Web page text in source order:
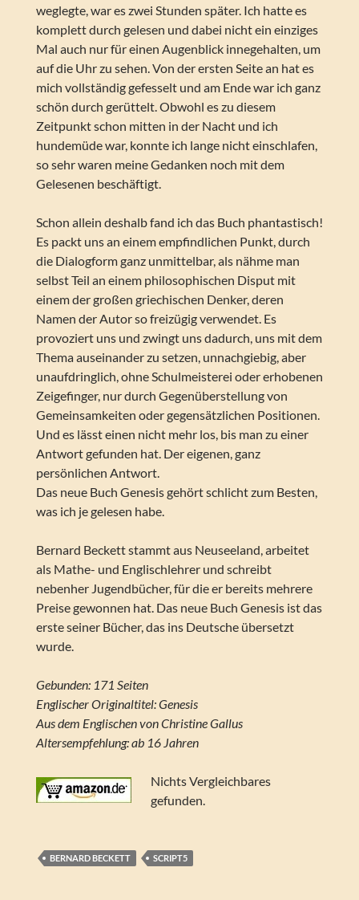
weglegte, war es zwei Stunden später. Ich hatte es
komplett durch gelesen und dabei nicht ein einziges
Mal auch nur für einen Augenblick innegehalten, um
auf die Uhr zu sehen. Von der ersten Seite an hat es
mich vollständig gefesselt und am Ende war ich ganz
schön durch gerüttelt. Obwohl es zu diesem
Zeitpunkt schon mitten in der Nacht und ich
hundemüde war, konnte ich lange nicht einschlafen,
so sehr waren meine Gedanken noch mit dem
Gelesenen beschäftigt.
Schon allein deshalb fand ich das Buch phantastisch!
Es packt uns an einem empfindlichen Punkt, durch
die Dialogform ganz unmittelbar, als nähme man
selbst Teil an einem philosophischen Disput mit
einem der großen griechischen Denker, deren
Namen der Autor so freizügig verwendet. Es
provoziert uns und zwingt uns dadurch, uns mit dem
Thema auseinander zu setzen, unnachgiebig, aber
unaufdringlich, ohne Schulmeisterei oder erhobenen
Zeigefinger, nur durch Gegenüberstellung von
Gemeinsamkeiten oder gegensätzlichen Positionen.
Und es lässt einen nicht mehr los, bis man zu einer
Antwort gefunden hat. Der eigenen, ganz
persönlichen Antwort.
Das neue Buch Genesis gehört schlicht zum Besten,
was ich je gelesen habe.
Bernard Beckett stammt aus Neuseeland, arbeitet
als Mathe- und Englischlehrer und schreibt
nebenher Jugendbücher, für die er bereits mehrere
Preise gewonnen hat. Das neue Buch Genesis ist das
erste seiner Bücher, das ins Deutsche übersetzt
wurde.
Gebunden: 171 Seiten
Englischer Originaltitel: Genesis
Aus dem Englischen von Christine Gallus
Altersempfehlung: ab 16 Jahren
Nichts Vergleichbares
gefunden.
BERNARD BECKETT SCRIPT5